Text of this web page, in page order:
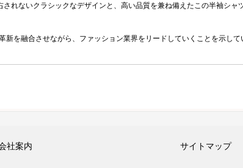
れないクラシックなデザインと、高い品質を兼ね備えたこの半袖シャ
を融合させながら、ファッション業界をリードしていくことを示して
社案内 サイトマップ